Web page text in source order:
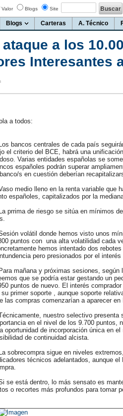
Valor Blogs Site
Blogs Carteras A. Técnico
a los
Interesantes
a todos:
bancos centrales de cada país
el criterio del BCE, habrá una
Varias entidades españolas se
españoles podrán superar
s en cuestión deberían
medio lleno en la renta variable que
españoles, capitalizados por la
prrima de riesgo se sitúa en mínimos
volátil donde hemos visto unos
puntos con una alta volatilidad cada
hemos intentado dos
pero presionados por el
mañana y próximas sesiones, según
que se podría estar gestando un
puntos de nuevo. El interés
su primer soporte , aunque soporte
las compras comenzarían a aparecer en
nuestro selectivo presenta
en el nivel de los 9.700 puntos,
oportunidad de incorporación única en
de continuidad alcista.
sobrecompra sigue en niveles
técnicos adelantados, aunque
se está dentro, lo más sensato es
o recortes más profundos para tomar